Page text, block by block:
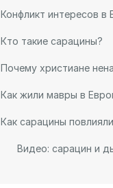
Конфликт интересов в
Кто такие сарацины?
Почему христиане
Как жили мавры в
Как сарацины
Видео: сарацин и